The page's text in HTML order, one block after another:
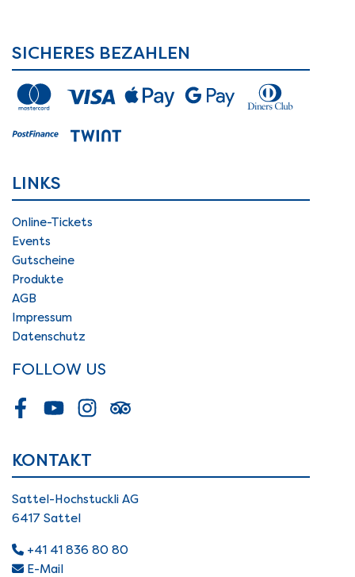
SICHERES BEZAHLEN
LINKS
Online-Tickets
Events
Gutscheine
Produkte
AGB
Impressum
Datenschutz
FOLLOW US
FacebookYoutubeInstagramTripadvisor
KONTAKT
Sattel-Hochstuckli AG
6417 Sattel
+41 41 836 80 80
E-Mail